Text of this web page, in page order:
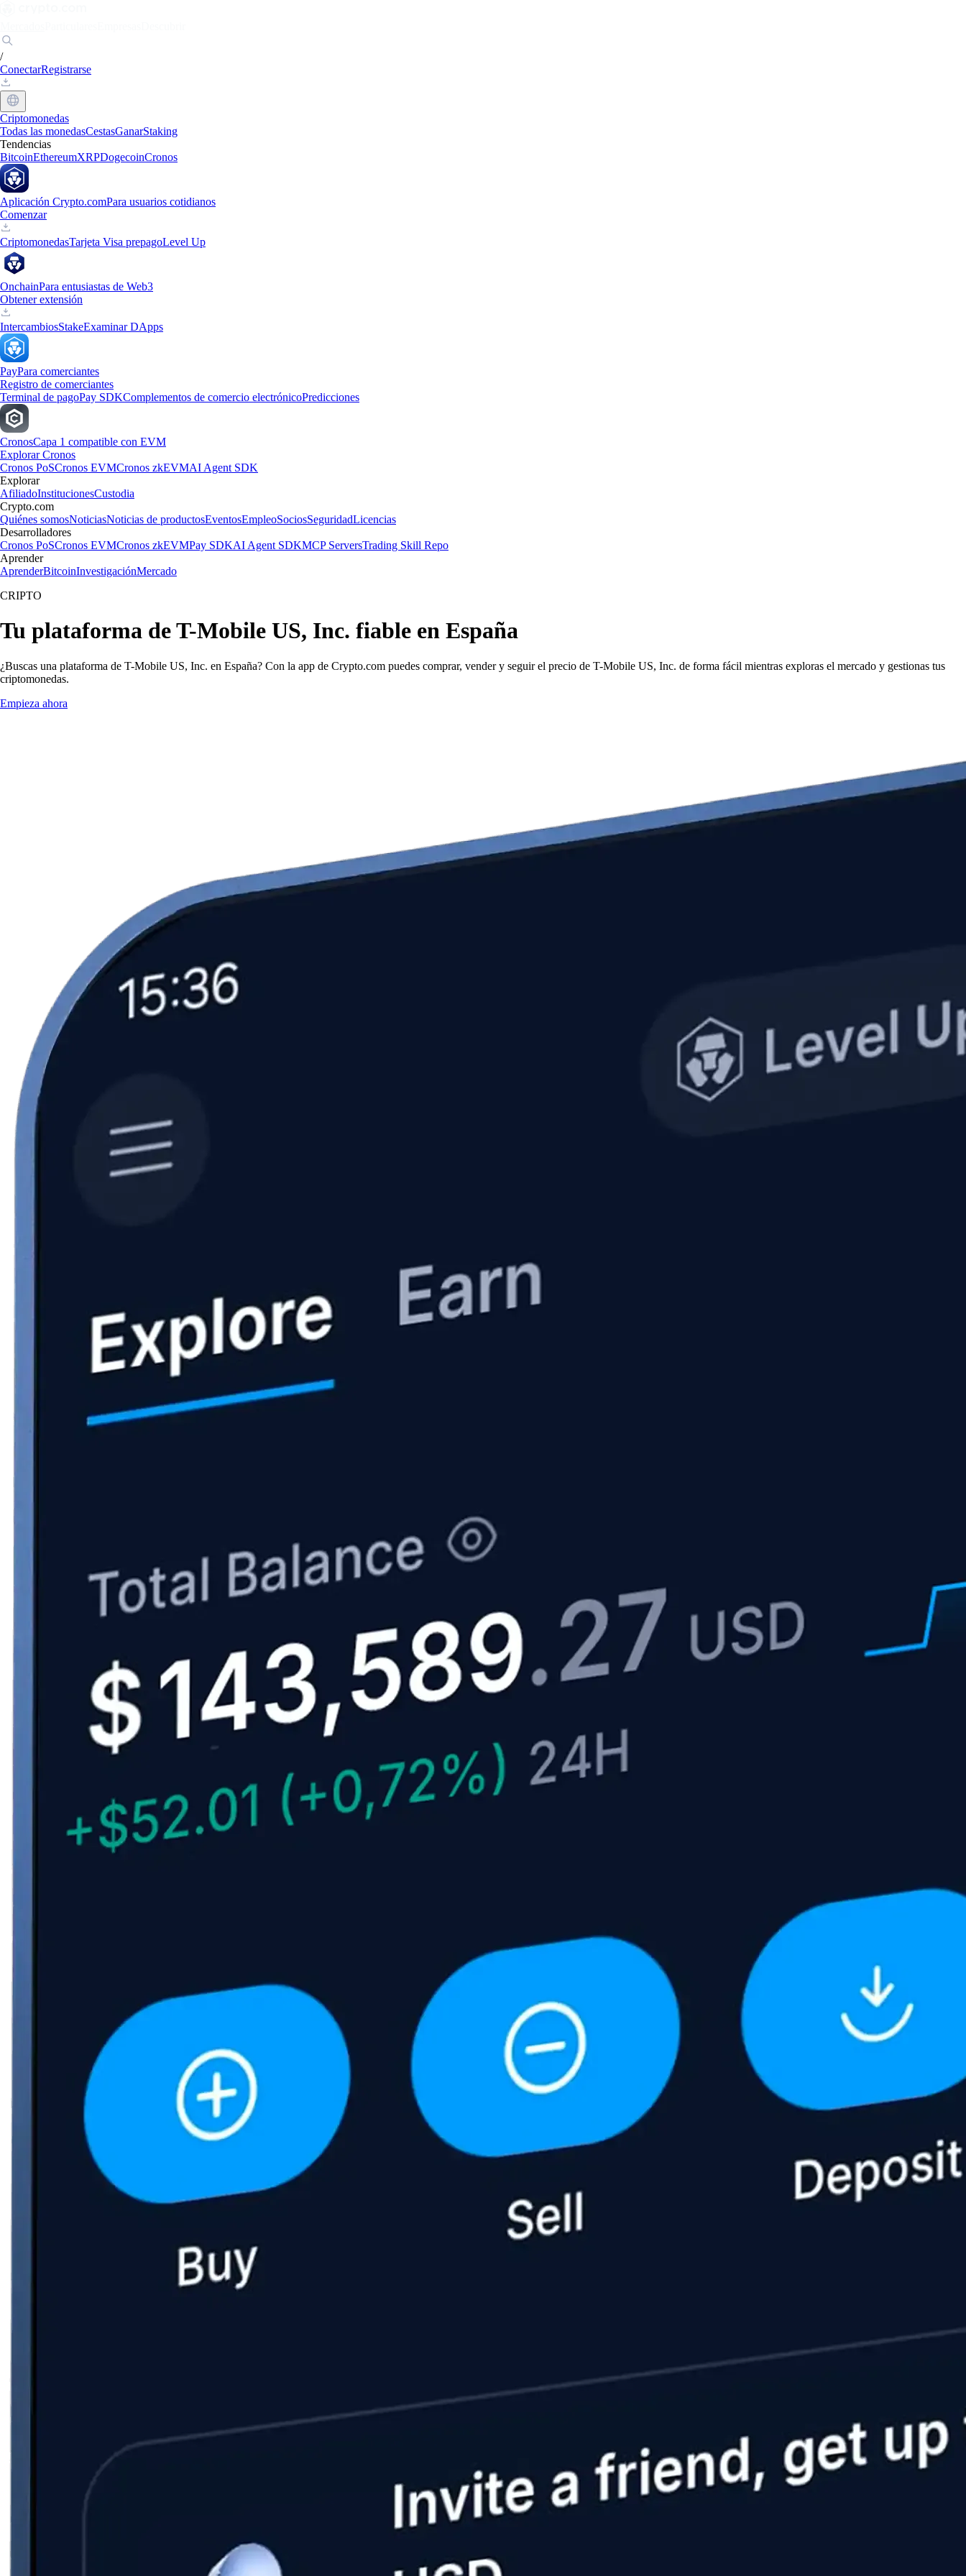
/
ConectarRegistrarse
Criptomonedas
Todas las monedasCestasGanarStaking
Tendencias
BitcoinEthereumXRPDogecoinCronos
Aplicación Crypto.comPara usuarios cotidianos
Comenzar
CriptomonedasTarjeta Visa prepagoLevel Up
OnchainPara entusiastas de Web3
Obtener extensión
IntercambiosStakeExaminar DApps
PayPara comerciantes
Registro de comerciantes
Terminal de pagoPay SDKComplementos de comercio electrónicoPredicciones
CronosCapa 1 compatible con EVM
Explorar Cronos
Cronos PoSCronos EVMCronos zkEVMAI Agent SDK
Explorar
AfiliadoInstitucionesCustodia
Crypto.com
Quiénes somosNoticiasNoticias de productosEventosEmpleoSociosSeguridadLicencias
Desarrolladores
Cronos PoSCronos EVMCronos zkEVMPay SDKAI Agent SDKMCP ServersTrading Skill Repo
Aprender
AprenderBitcoinInvestigaciónMercado
CRIPTO
Tu plataforma de T-Mobile US, Inc. fiable en España
¿Buscas una plataforma de T-Mobile US, Inc. en España? Con la app de Crypto.com puedes comprar, vender y seguir el precio de T-Mobile US, Inc. de forma fácil mientras exploras el mercado y gestionas tus
criptomonedas.
Empieza ahora